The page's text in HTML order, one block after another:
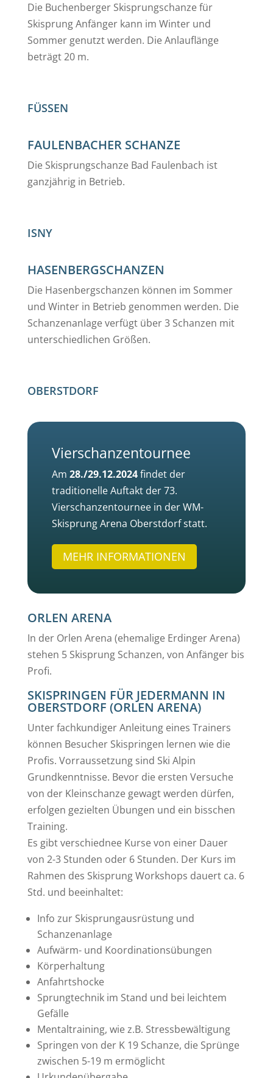
Die Buchenberger Skisprungschanze für
Skisprung Anfänger kann im Winter und
Sommer genutzt werden. Die Anlauflänge
beträgt 20 m.
FÜSSEN
FAULENBACHER SCHANZE
Die Skisprungschanze Bad Faulenbach ist
ganzjährig in Betrieb.
ISNY
HASENBERGSCHANZEN
Die Hasenbergschanzen können im Sommer
und Winter in Betrieb genommen werden. Die
Schanzenanlage verfügt über 3 Schanzen mit
unterschiedlichen Größen.
OBERSTDORF
Vierschanzentournee
Am 28./29.12.2024findet der
traditionelle Auftakt der 73.
Vierschanzentournee in der WM-
Skisprung Arena Oberstdorf statt.
MEHR INFORMATIONEN
ORLEN ARENA
In der Orlen Arena (ehemalige Erdinger Arena)
stehen 5 Skisprung Schanzen, von Anfänger bis
Profi.
SKISPRINGEN FÜR JEDERMANN IN
OBERSTDORF (ORLEN ARENA)
Unter fachkundiger Anleitung eines Trainers
können Besucher Skispringen lernen wie die
Profis. Vorraussetzung sind Ski Alpin
Grundkenntnisse. Bevor die ersten Versuche
von der Kleinschanze gewagt werden dürfen,
erfolgen gezielten Übungen und ein bisschen
Training.
Es gibt verschiednee Kurse von einer Dauer
von 2-3 Stunden oder 6 Stunden. Der Kurs im
Rahmen des Skisprung Workshops dauert ca. 6
Std. und beeinhaltet:
Info zur Skisprungausrüstung und
Schanzenanlage
Aufwärm- und Koordinationsübungen
Körperhaltung
Anfahrtshocke
Sprungtechnik im Stand und bei leichtem
Gefälle
Mentaltraining, wie z.B. Stressbewältigung
Springen von der K 19 Schanze, die Sprünge
zwischen 5-19 m ermöglicht